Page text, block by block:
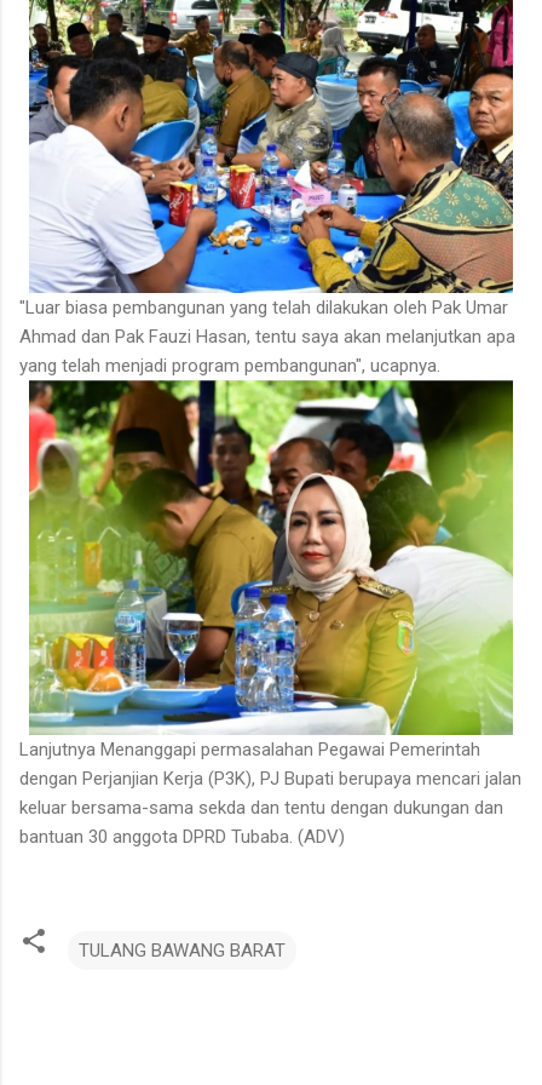
"Luar biasa pembangunan yang telah dilakukan oleh Pak Umar
Ahmad dan Pak Fauzi Hasan, tentu saya akan melanjutkan apa
yang telah menjadi program pembangunan", ucapnya.
Lanjutnya Menanggapi permasalahan Pegawai Pemerintah
dengan Perjanjian Kerja (P3K), PJ Bupati berupaya mencari jalan
keluar bersama-sama sekda dan tentu dengan dukungan dan
bantuan 30 anggota DPRD Tubaba. (ADV)
TULANG BAWANG BARAT